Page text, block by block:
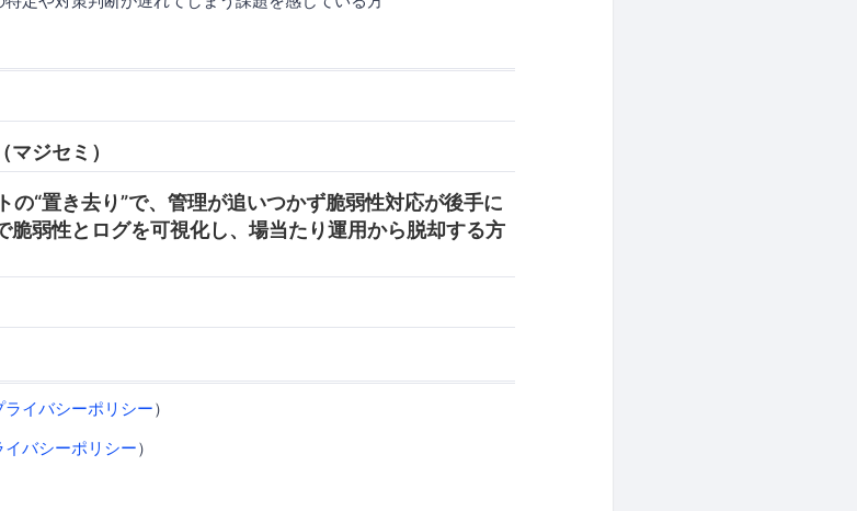
ジセミ）
“置き去り”で、管理が追いつかず脆弱性対応が後手に
脆弱性とログを可視化し、場当たり運用から脱却する方
ライバシーポリシー）
イバシーポリシー）